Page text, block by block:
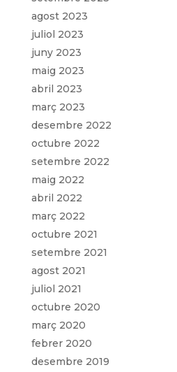
agost 2023
juliol 2023
juny 2023
maig 2023
abril 2023
març 2023
desembre 2022
octubre 2022
setembre 2022
maig 2022
abril 2022
març 2022
octubre 2021
setembre 2021
agost 2021
juliol 2021
octubre 2020
març 2020
febrer 2020
desembre 2019